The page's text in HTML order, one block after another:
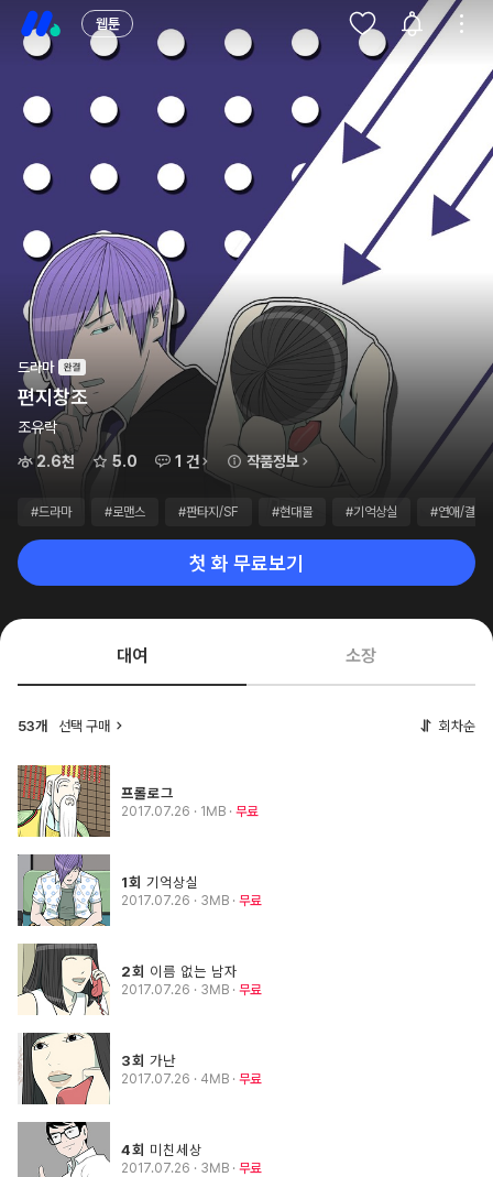
웹툰
드라마
편지창조
조유락
2.6천
5.0 1 건 작품정보
#드라마 #로맨스 #판타지/SF #현대물 #기억상실 #연애/결혼
첫 화 무료보기
대여 소장
53개 선택 구매 회차순
프롤로그
2017.07.26 · 1MB 무료
1회 기억상실
2017.07.26 · 3MB 무료
2회 이름 없는 남자
2017.07.26 · 3MB 무료
3회 가난
2017.07.26 · 4MB 무료
4회 미친세상
2017.07.26 · 3MB 무료